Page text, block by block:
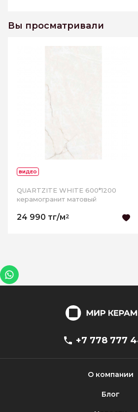
матовый
Вы просматривали
ВИДЕО
QUARTZITE WHITE 600*1200
керамогранит матовый
24 990 тг/м2
+7 778 777
О компании
Блог